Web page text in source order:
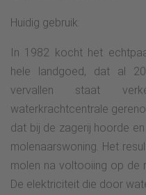
Huidig gebruik:
In 1982 kocht het
hele landgoed, dat al
vervallen staat
waterkrachtcentrale
dat bij de zagerij hoorde
molenaarswoning. Het
molen na voltooiing op de
De elektriciteit die door